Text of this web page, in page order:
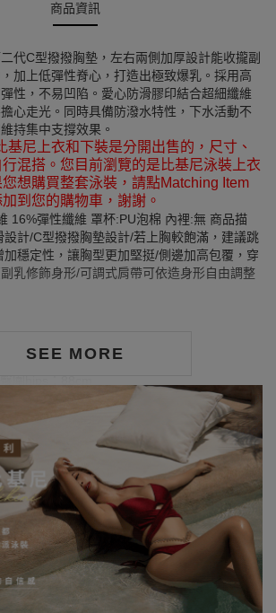
商品資訊
SEE MORE
代C型撥撥胸墊，左右兩側加厚設計能收攏副
加上低彈性脊心，打造出極致爆乳。採用高
性，不易凹陷。愛心防滑膠印結合超細纖維
心走光。同時具備防潑水特性，下水活動不
持集中支撐效果。
基尼上衣和下裝是分開出售的，尺寸、
混搭。您目前瀏覽的是比基尼泳裝上衣
想購買整套泳裝，請點Matching Item
到您的購物車，謝謝。
16%彈性纖維 罩杯:PU泡棉 內裡:無 商品描
計/C型撥撥胸墊設計/若上胸較飽滿，建議跳
穩定性，讓胸型更加堅挺/側邊加高包覆，穿
乳修飾身形/可調式肩帶可依造身形自由調整
48kg／ 胸圍Bust：78cm
／ 胸圍Bust：87cm
圍hips：95cm
著L號